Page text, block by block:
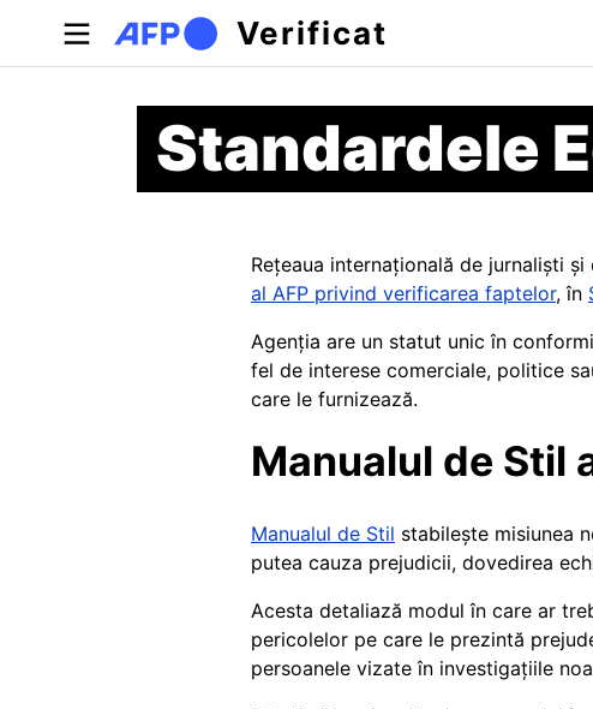
Sari la conținutul principal
Verificat
Standardele
Rețeaua internațională de jurnaliști
al AFP privind verificarea faptelor, în
Agenția are un statut unic în
fel de interese comerciale, politice
care le furnizează.
Manualul de Stil
Manualul de Stil stabilește misiunea
putea cauza prejudicii, dovedirea
Acesta detaliază modul în care ar
pericolelor pe care le prezintă
persoanele vizate în investigațiile